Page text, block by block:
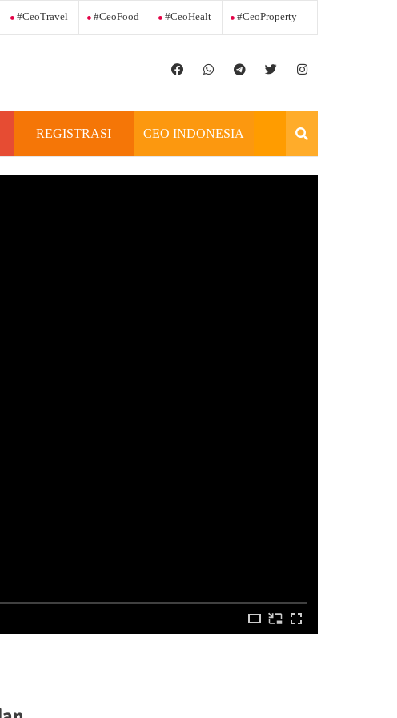
#ceoTravel #ceoFood #ceoHealt #ceoProperty
REGISTRASI CEO INDONESIA
OFFICIAL